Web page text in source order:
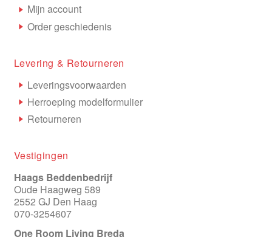
Mijn account
Order geschiedenis
Levering & Retourneren
Leveringsvoorwaarden
Herroeping modelformulier
Retourneren
Vestigingen
Haags Beddenbedrijf
Oude Haagweg 589
2552 GJ Den Haag
070-3254607
One Room Living Breda